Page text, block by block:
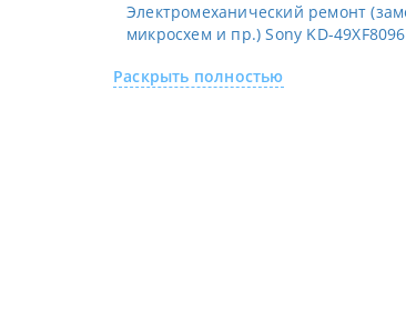
Электромеханический ремонт (замена электронных компонентов,
микросхем и пр.) Sony KD-49XF8096
Раскрыть полностью